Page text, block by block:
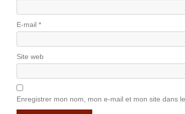
E-mail*
Site web
Enregistrer mon nom, mon e-mail et mon site dans